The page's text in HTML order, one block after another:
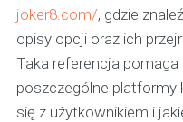
joker8.com/, gdzie
opisy opcji oraz ich
Taka referencja pomaga
poszczególne platformy
się z użytkownikiem i